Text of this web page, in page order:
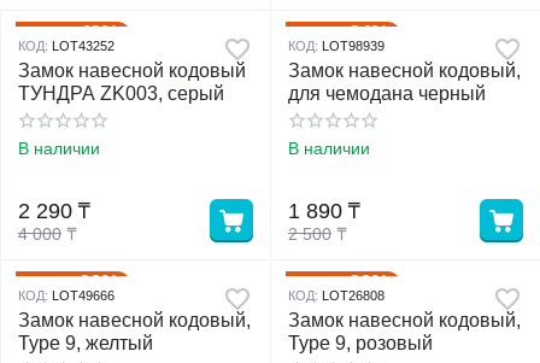
43%
КОД: LOT43252
Замок навесной кодовый
ТУНДРА ZK003, серый
В наличии
4 000 ₸
2 290 ₸
24%
КОД: LOT98939
Замок навесной кодовый,
для чемодана черный
В наличии
2 500 ₸
1 890 ₸
32%
КОД: LOT49666
Замок навесной кодовый,
Type 9, желтый
32%
КОД: LOT26808
Замок навесной кодовый,
Type 9, розовый